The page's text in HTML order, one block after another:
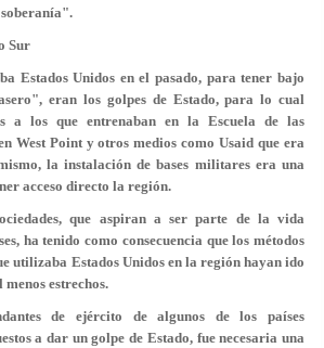
Sur
Estados Unidos en el pasado, para tener bajo
eran los golpes de Estado, para lo cual
a los que entrenaban en la Escuela de las
West Point y otros medios como Usaid que era
la instalación de bases militares era una
acceso directo la región.
que aspiran a ser parte de la vida
ha tenido como consecuencia que los métodos
utilizaba Estados Unidos en la región hayan ido
estrechos.
de ejército de algunos de los países
a dar un golpe de Estado, fue necesaria una